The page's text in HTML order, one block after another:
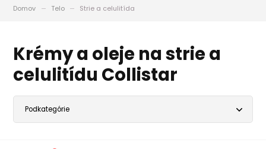
Domov Telo Strie a celulitída
Krémy a oleje na strie a
celulitídu Collistar